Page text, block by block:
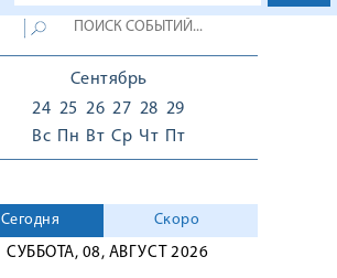
Сентябрь
24
Вс
25
Пн
26
Вт
27
Ср
28
Чт
29
Пт
Сегодня
Скоро
СУББОТА, 08, АВГУСТ 2026